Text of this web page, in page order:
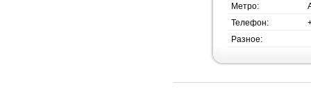
Метро:
Телефон:
Разное: